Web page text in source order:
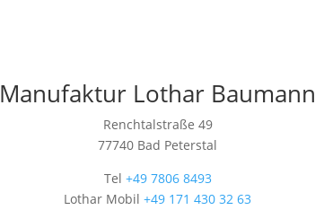
Manufaktur Lothar Baumann
Renchtalstraße 49
77740 Bad Peterstal
Tel +49 7806 8493
Lothar Mobil+49 171 430 32 63